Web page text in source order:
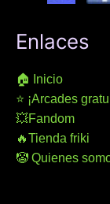
Enlaces
🏠 Inicio
⭐ ¡Arcades
💥Fandom
🔥Tienda friki
🤡 Quienes